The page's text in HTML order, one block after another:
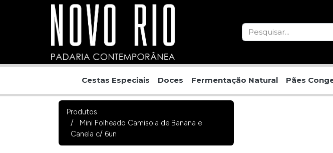
Cestas Especiais Doces Fermentação Natural Pães
Produtos
Mini Folheado Camisola de Banana e
Canela c/ 6un